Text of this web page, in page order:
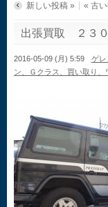
新しい投稿 » « 古
出張買取 ２３
2016-05-09 (月) 5:59 ゲレ
ン、Ｇクラス、買い取り、